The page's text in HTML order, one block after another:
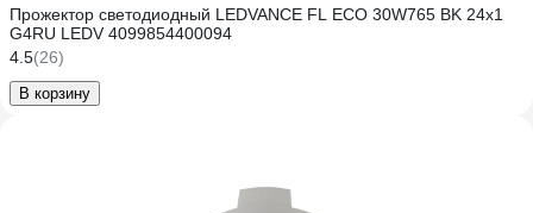
Прожектор светодиодный LEDVANCE FL ECO 30W765 BK 24x1
G4RU LEDV 4099854400094
4.5(26)
В корзину